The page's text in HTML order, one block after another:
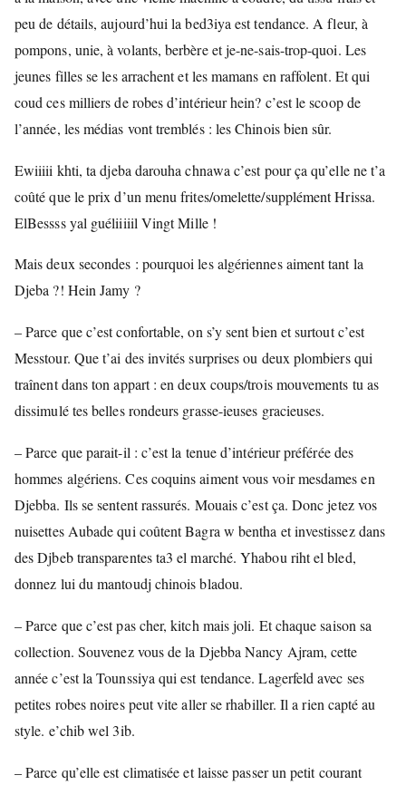
peu de détails, aujourd’hui la bed3iya est tendance. A fleur, à
pompons, unie, à volants, berbère et je-ne-sais-trop-quoi. Les
jeunes filles se les arrachent et les mamans en raffolent. Et qui
coud ces milliers de robes d’intérieur hein? c’est le scoop de
l’année, les médias vont tremblés : les Chinois bien sûr.
Ewiiiii khti, ta djeba darouha chnawa c’est pour ça qu’elle ne t’a
coûté que le prix d’un menu frites/omelette/supplément Hrissa.
ElBessss yal guéliiiiil Vingt Mille !
Mais deux secondes : pourquoi les algériennes aiment tant la
Djeba ?! Hein Jamy ?
– Parce que c’est confortable, on s’y sent bien et surtout c’est
Messtour. Que t’ai des invités surprises ou deux plombiers qui
traînent dans ton appart : en deux coups/trois mouvements tu as
dissimulé tes belles rondeurs grasse-ieuses gracieuses.
– Parce que parait-il : c’est la tenue d’intérieur préférée des
hommes algériens. Ces coquins aiment vous voir mesdames en
Djebba. Ils se sentent rassurés. Mouais c’est ça. Donc jetez vos
nuisettes Aubade qui coûtent Bagra w bentha et investissez dans
des Djbeb transparentes ta3 el marché. Yhabou riht el bled,
donnez lui du mantoudj chinois bladou.
– Parce que c’est pas cher, kitch mais joli. Et chaque saison sa
collection. Souvenez vous de la Djebba Nancy Ajram, cette
année c’est la Tounssiya qui est tendance. Lagerfeld avec ses
petites robes noires peut vite aller se rhabiller. Il a rien capté au
style. e’chib wel 3ib.
– Parce qu’elle est climatisée et laisse passer un petit courant